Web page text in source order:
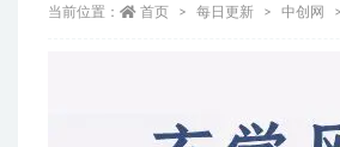
当前位置： 首页 每日更新 中创网